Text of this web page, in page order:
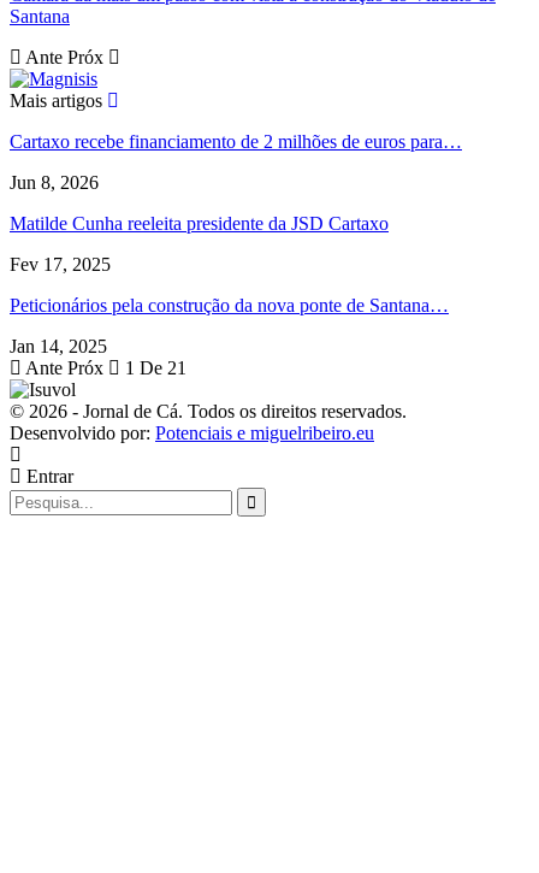
Santana
Ante Próx
Mais artigos
Cartaxo recebe financiamento de 2 milhões de euros para…
Jun 8, 2026
Matilde Cunha reeleita presidente da JSD Cartaxo
Fev 17, 2025
Peticionários pela construção da nova ponte de Santana…
Jan 14, 2025
Ante Próx 1 De 21
© 2026 - Jornal de Cá. Todos os direitos reservados.
Desenvolvido por: Potenciais e miguelribeiro.eu
Entrar